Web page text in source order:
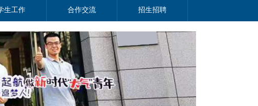
生工作 合作交流 招生招聘